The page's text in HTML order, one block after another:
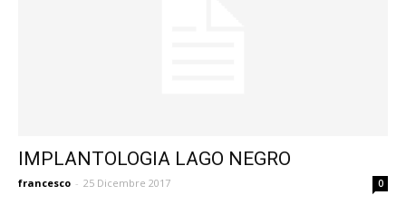
IMPLANTOLOGIA LAGO NEGRO
francesco - 25 Dicembre 2017 0